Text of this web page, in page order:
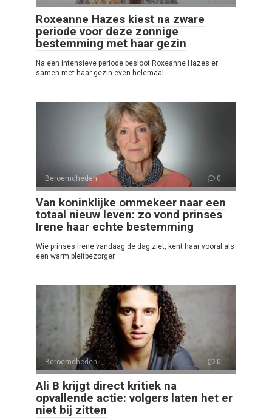
Roxeanne Hazes kiest na zware
periode voor deze zonnige
bestemming met haar gezin
Na een intensieve periode besloot Roxeanne Hazes er
samen met haar gezin even helemaal
Beroemdheden 0
Van koninklijke ommekeer naar een
totaal nieuw leven: zo vond prinses
Irene haar echte bestemming
Wie prinses Irene vandaag de dag ziet, kent haar vooral als
een warm pleitbezorger
Beroemdheden 0
Ali B krijgt direct kritiek na
opvallende actie: volgers laten het er
niet bij zitten